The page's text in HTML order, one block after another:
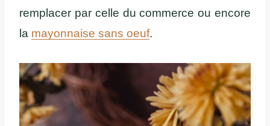
remplacer par celle du commerce ou encore
la mayonnaise sans oeuf.